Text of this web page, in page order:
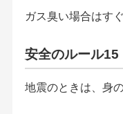
ガス臭い場合はす
安全のルール15
地震のときは、身